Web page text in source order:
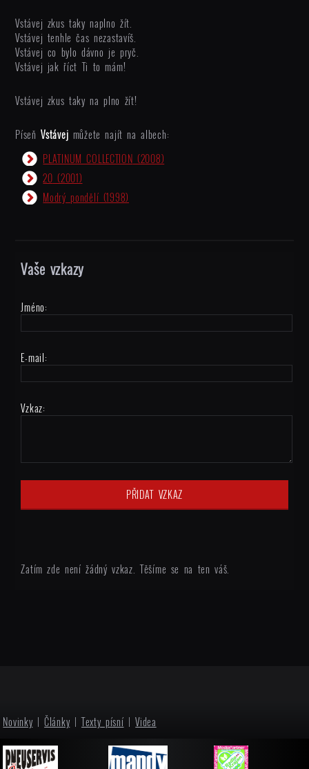
Vstávej zkus taky naplno žít.
Vstávej tenhle čas nezastavíš.
Vstávej co bylo dávno je pryč.
Vstávej jak říct Ti to mám!
Vstávej zkus taky na plno žít!
PíseňVstávej můžete najít na albech:
PLATINUM COLLECTION (2008)
20 (2001)
Modrý pondělí (1998)
Vaše vzkazy
Jméno:
E-mail:
Vzkaz:
Zatím zde není žádný vzkaz. Těšíme se na ten váš.
Novinky |Články |Texty písní |Videa